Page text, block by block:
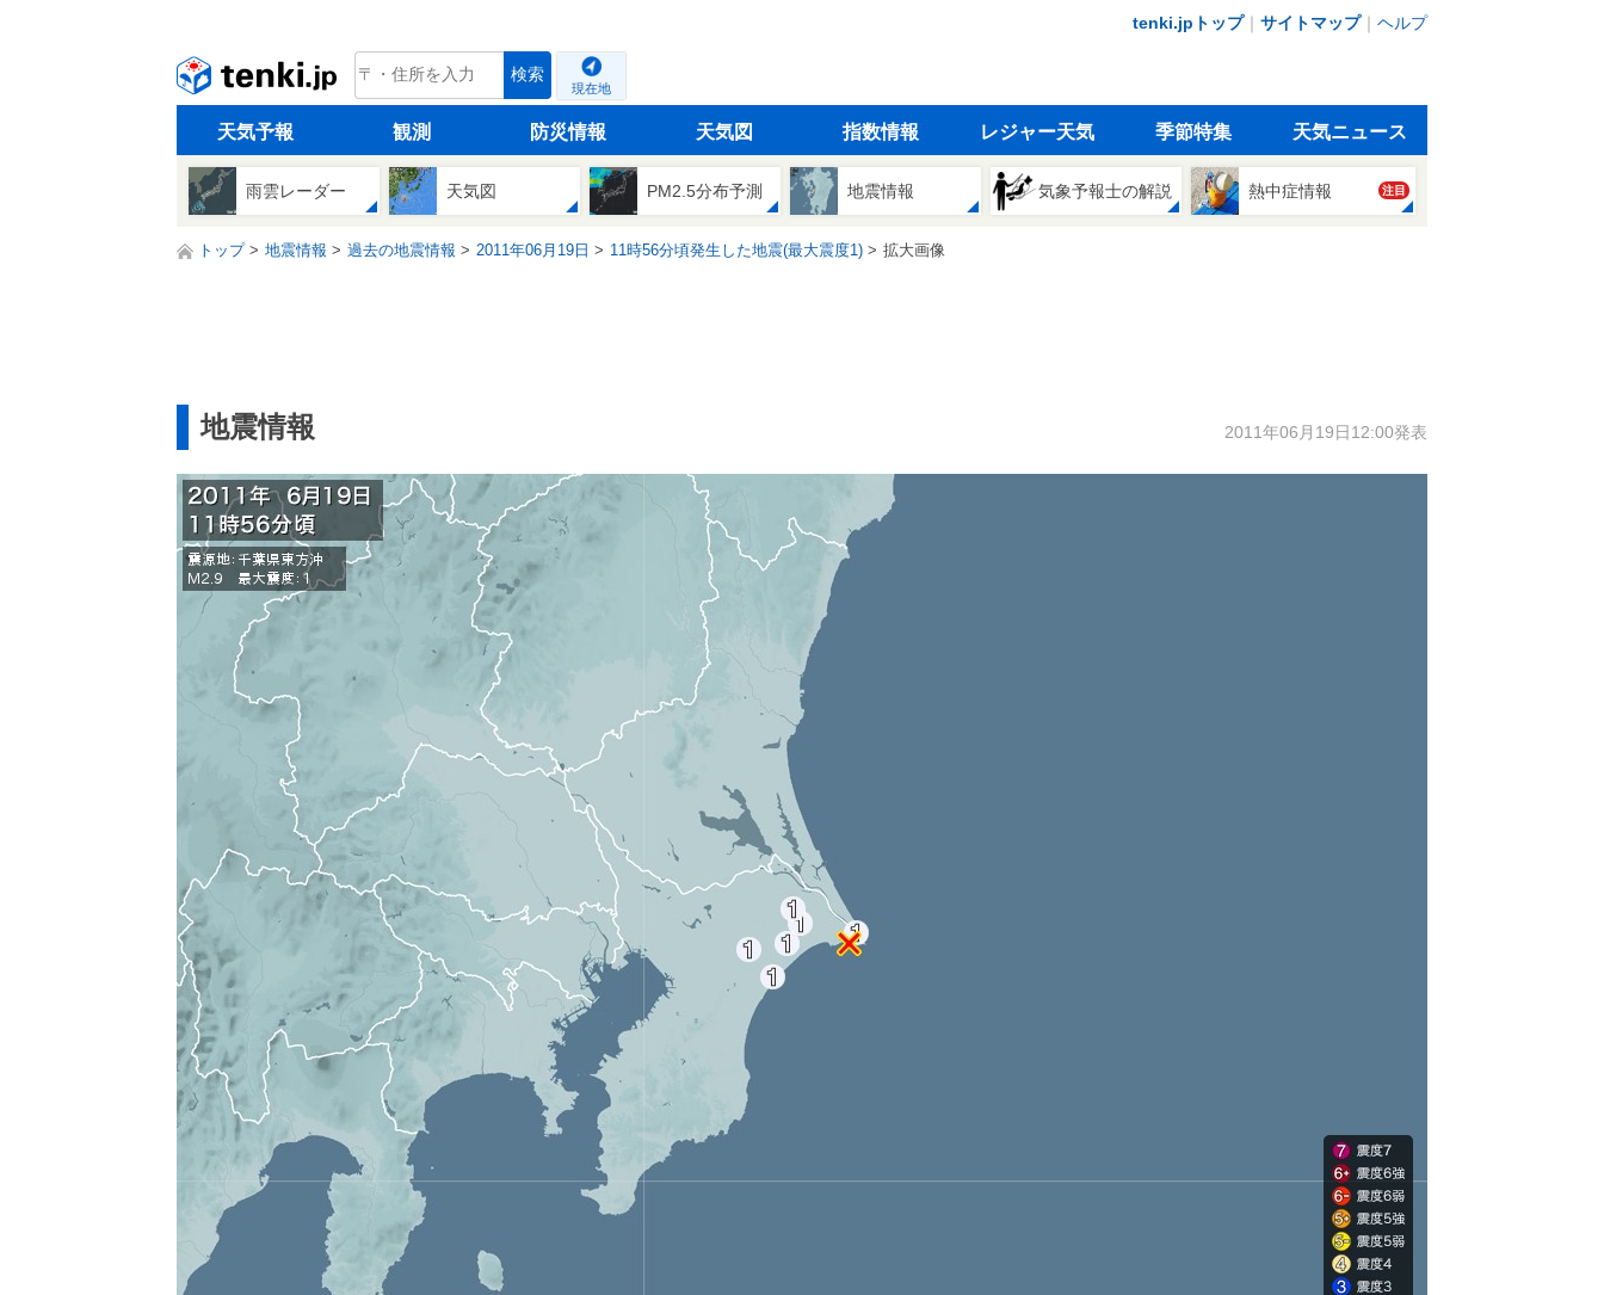
tenki.jpトップ｜ サイトマップ｜ ヘルプ
tenki.jp 検索
現在地
天気予報 観測 防災情報 天気図 指数情報 レジャー天気 季節特集 天気ニュース
雨雲レーダー 天気図 PM2.5分布予測 地震情報 気象予報士の解説 熱中症情報 注目
トップ 地震情報 過去の地震情報 2011年06月19日 11時56分頃発生した地震(最大震度1) 拡大画像
地震情報 2011年06月19日12:00発表